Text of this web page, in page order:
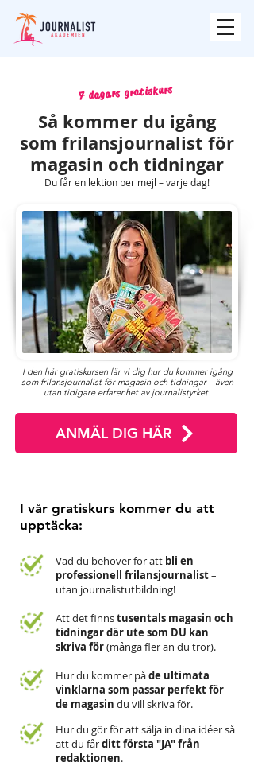
7 dagars gratiskurs
Så kommer du igång
som frilansjournalist för
magasin och tidningar
Du får en lektion per mejl – varje dag!
I den här gratiskursen lär vi dig hur du kommer igång
som frilansjournalist för magasin och tidningar – även
utan tidigare erfarenhet av journalistyrket.
ANMÄL DIG HÄR
I vår gratiskurs kommer du att
upptäcka:
Vad du behöver för att bli en
professionell frilansjournalist–
utan journalistutbildning!
Att det finnstusentals magasin och
tidningar där ute som DU kan
skriva för(många fler än du tror).
Hur du kommer påde ultimata
vinklarna som passar perfekt för
de magasin du vill skriva för.
Hur du gör för att sälja in dina idéer så
att du fårditt första "JA" från
redaktionen.